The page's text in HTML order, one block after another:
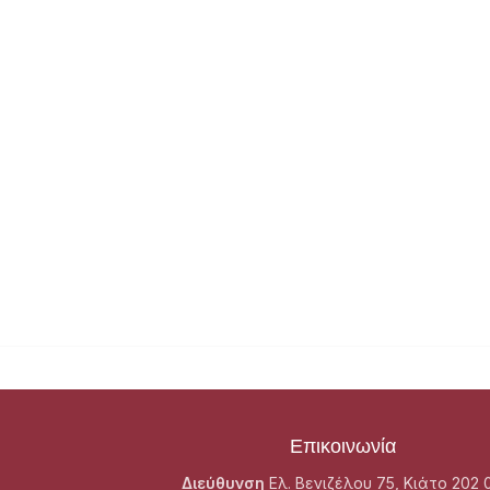
Επικοινωνία
Διεύθυνση Ελ. Βενιζέλου 75, Κιάτο 202